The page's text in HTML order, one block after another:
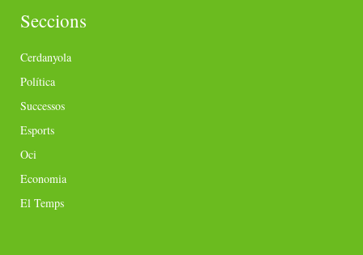
Seccions
Cerdanyola
Política
Successos
Esports
Oci
Economia
El Temps